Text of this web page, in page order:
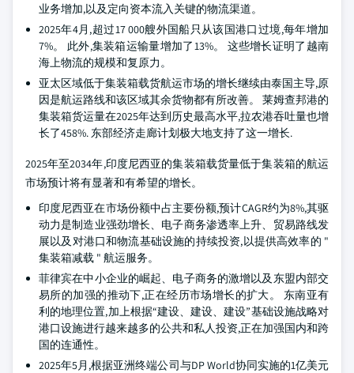
业务增加,以及定向资本流入关键的物流渠道。
2025年4月,超过17 000艘外国船只从该国港口过境,每年增加
7%。 此外,集装箱运输量增加了13%。 这些增长证明了越南
海上物流的规模和复原力。
亚太区域低于集装箱载货航运市场的增长继续由泰国主导,原
因是航运路线和该区域其余货物都有所改善。 莱姆查邦港的
集装箱货运量在2025年达到历史最高水平,拉农港吞吐量也增
长了458%. 东部经济走廊计划极大地支持了这一增长.
2025年至2034年,印度尼西亚的集装箱载货量低于集装箱的航运
市场预计将有显著和有希望的增长。
印度尼西亚在市场份额中占主要份额,预计CAGR约为8%,其驱
动力是制造业强劲增长、电子商务渗透率上升、贸易路线发
展以及对港口和物流基础设施的持续投资,以提供高效率的 "
集装箱减载 " 航运服务。
菲律宾在中小企业的崛起、电子商务的激增以及东盟内部交
易所的加强的推动下,正在经历市场增长的扩大。 东南亚有
利的地理位置,加上根据“建设、建设、建设”基础设施战略对
港口设施进行越来越多的公共和私人投资,正在加强国内和跨
国的连通性。
2025年5月,根据亚洲终端公司与DP World协同实施的1亿美元